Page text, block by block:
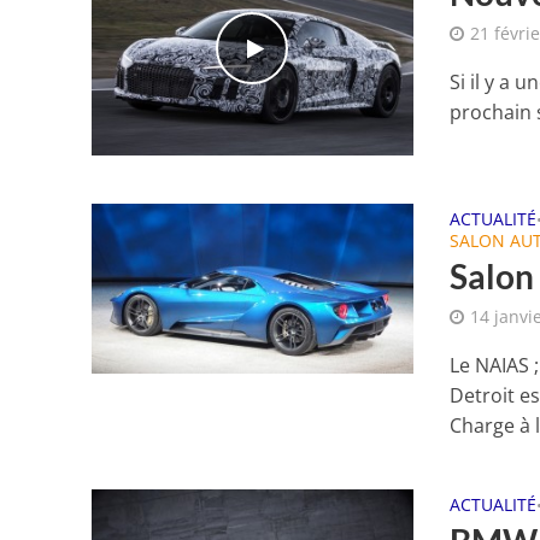
21
Si il y a
prochain
ACTUALITÉ
SALON
14
Le
Detroit
Charge à
ACTUALITÉ